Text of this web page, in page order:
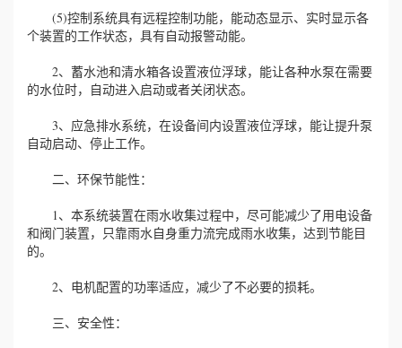
(5)控制系统具有远程控制功能，能动态显示、实时显示各
个装置的工作状态，具有自动报警动能。
2、蓄水池和清水箱各设置液位浮球，能让各种水泵在需要
的水位时，自动进入启动或者关闭状态。
3、应急排水系统，在设备间内设置液位浮球，能让提升泵
自动启动、停止工作。
二、环保节能性：
1、本系统装置在雨水收集过程中，尽可能减少了用电设备
和阀门装置，只靠雨水自身重力流完成雨水收集，达到节能目
的。
2、电机配置的功率适应，减少了不必要的损耗。
三、安全性：